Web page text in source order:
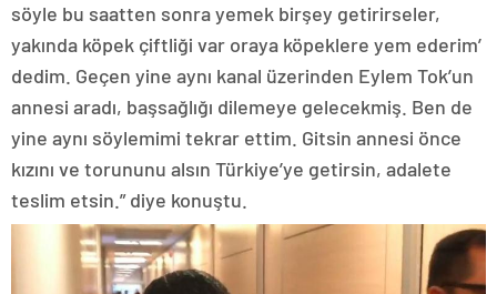
söyle bu saatten sonra yemek birşey getirirseler,
yakında köpek çiftliği var oraya köpeklere yem ederim’
dedim. Geçen yine aynı kanal üzerinden Eylem Tok’un
annesi aradı, başsağlığı dilemeye gelecekmiş. Ben de
yine aynı söylemimi tekrar ettim. Gitsin annesi önce
kızını ve torununu alsın Türkiye’ye getirsin, adalete
teslim etsin.” diye konuştu.